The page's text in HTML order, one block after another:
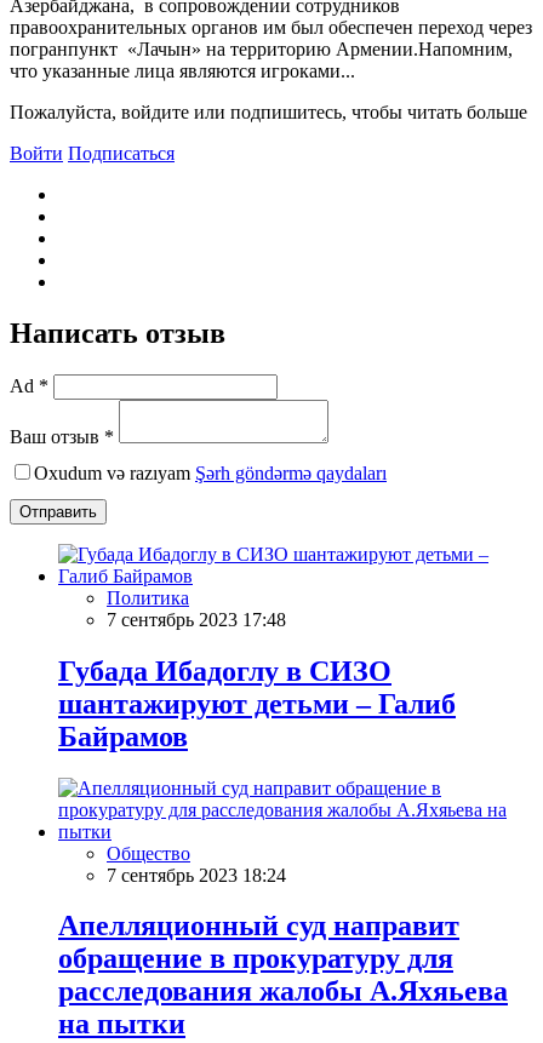
Азербайджана, в сопровождении сотрудников
правоохранительных органов им был обеспечен переход через
погранпункт «Лачын» на территорию Армении.Напомним,
что указанные лица являются игроками...
Пожалуйста, войдите или подпишитесь, чтобы читать больше
Войти Подписаться
Написать отзыв
Ad *
Ваш отзыв *
Oxudum və razıyam Şərh göndərmə qaydaları
Отправить
Политика
7 сентябрь 2023 17:48
Губада Ибадоглу в СИЗО
шантажируют детьми – Галиб
Байрамов
Общество
7 сентябрь 2023 18:24
Апелляционный суд направит
обращение в прокуратуру для
расследования жалобы А.Яxяьева
на пытки